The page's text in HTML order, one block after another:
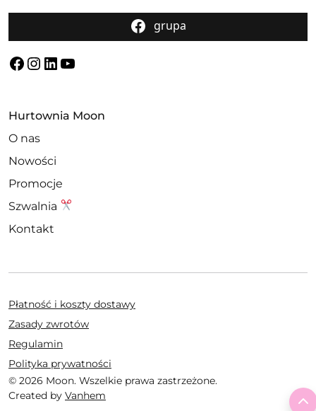
grupa
Facebook
Instagram
LinkedIn
YouTube
Hurtownia Moon
O nas
Nowości
Promocje
Szwalnia
Kontakt
© 2026 Moon. Wszelkie prawa zastrzeżone.
Created by Vanhem
Płatność i koszty dostawy
Zasady zwrotów
Regulamin
Polityka prywatności